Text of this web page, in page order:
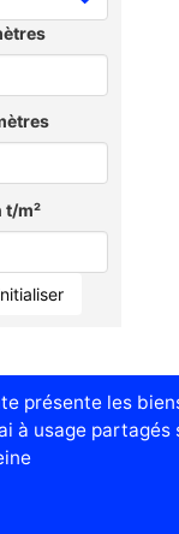
t/m²
présente les
à usage partagés